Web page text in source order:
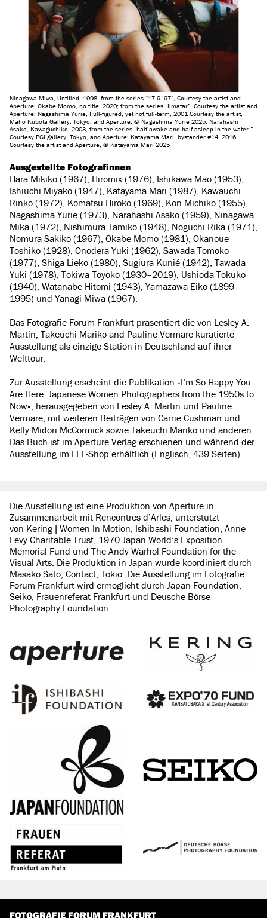
Ninagawa Miwa, Untitled, 1998, from the series “17 9 ’97”, Courtesy the artist and
Aperture; Okabe Momo, no title, 2020; from the series “Ilmatar”, Courtesy the artist and
Aperture; Nagashima Yurie, Full-figured, yet not full-term, 2001 Courtesy the artist,
Maho Kubota Gallery, Tokyo, and Aperture, © Nagashima Yurie 2025; Narahashi
Asako, Kawaguchiko, 2003, from the series “half awake and half asleep in the water.”
Courtesy PGI gallery, Tokyo, and Aperture; Katayama Mari, bystander #14, 2016,
Courtesy the artist and Aperture, © Katayama Mari 2025
Ausgestellte Fotografinnen
Hara Mikiko (1967), Hiromix (1976), Ishikawa Mao (1953),
Ishiuchi Miyako (1947), Katayama Mari (1987), Kawauchi
Rinko (1972), Komatsu Hiroko (1969), Kon Michiko (1955),
Nagashima Yurie (1973), Narahashi Asako (1959), Ninagawa
Mika (1972), Nishimura Tamiko (1948), Noguchi Rika (1971),
Nomura Sakiko (1967), Okabe Momo (1981), Okanoue
Toshiko (1928), Onodera Yuki (1962), Sawada Tomoko
(1977), Shiga Lieko (1980), Sugiura Kunié (1942), Tawada
Yuki (1978), Tokiwa Toyoko (1930–2019), Ushioda Tokuko
(1940), Watanabe Hitomi (1943), Yamazawa Eiko (1899–
1995) und Yanagi Miwa (1967).
Das Fotografie Forum Frankfurt präsentiert die von Lesley A.
Martin, Takeuchi Mariko and Pauline Vermare kuratierte
Ausstellung als einzige Station in Deutschland auf ihrer
Welttour.
Zur Ausstellung erscheint die Publikation »I’m So Happy You
Are Here: Japanese Women Photographers from the 1950s to
Now«, herausgegeben von Lesley A. Martin und Pauline
Vermare, mit weiteren Beiträgen von Carrie Cushman und
Kelly Midori McCormick sowie Takeuchi Mariko und anderen.
Das Buch ist im Aperture Verlag erschienen und während der
Ausstellung im FFF-Shop erhältlich (Englisch, 439 Seiten).
Die Ausstellung ist eine Produktion von Aperture in
Zusammenarbeit mit Rencontres d’Arles, unterstützt
von Kering | Women In Motion, Ishibashi Foundation, Anne
Levy Charitable Trust, 1970 Japan World’s Exposition
Memorial Fund und The Andy Warhol Foundation for the
Visual Arts. Die Produktion in Japan wurde koordiniert durch
Masako Sato, Contact, Tokio. Die Ausstellung im Fotografie
Forum Frankfurt wird ermöglicht durch Japan Foundation,
Seiko, Frauenreferat Frankfurt und Deusche Börse
Photography Foundation
FOTOGRAFIE FORUM FRANKFURT